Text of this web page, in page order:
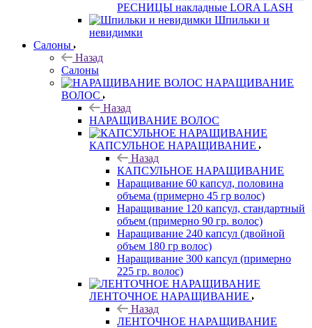
РЕСНИЦЫ накладные LORA LASH
Шпильки и
невидимки
Салоны
Назад
Салоны
НАРАЩИВАНИЕ
ВОЛОС
Назад
НАРАЩИВАНИЕ ВОЛОС
КАПСУЛЬНОЕ НАРАЩИВАНИЕ
Назад
КАПСУЛЬНОЕ НАРАЩИВАНИЕ
Наращивание 60 капсул, половина
объема (примерно 45 гр волос)
Наращивание 120 капсул, стандартный
объем (примерно 90 гр. волос)
Наращивание 240 капсул (двойной
объем 180 гр волос)
Наращивание 300 капсул (примерно
225 гр. волос)
ЛЕНТОЧНОЕ НАРАЩИВАНИЕ
Назад
ЛЕНТОЧНОЕ НАРАЩИВАНИЕ